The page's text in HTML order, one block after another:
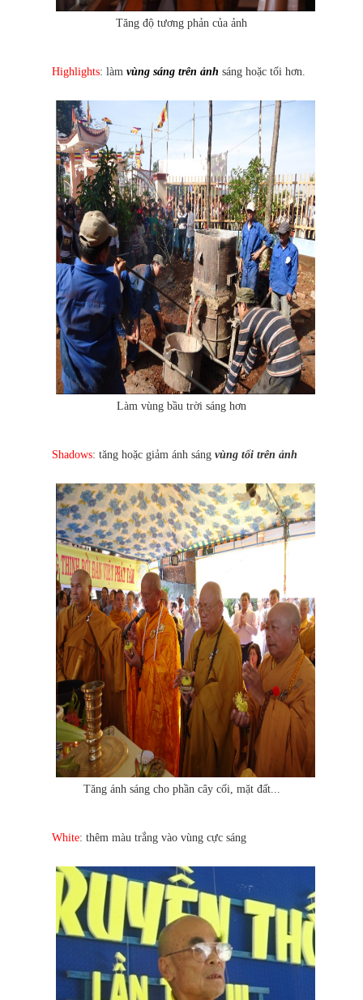
Tăng độ tương phản của ảnh
Highlights: làm vùng sáng trên ảnh sáng hoặc tối hơn.
Làm vùng bầu trời sáng hơn
Shadows: tăng hoặc giảm ánh sáng vùng tối trên ảnh
Tăng ánh sáng cho phần cây cối, mặt đất...
White: thêm màu trắng vào vùng cực sáng